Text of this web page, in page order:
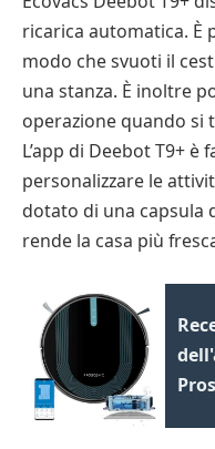
ricarica automatica. È
modo che svuoti il
una stanza. È inoltre
operazione quando si
L’app di Deebot T9+ è
personalizzare le
dotato di una capsula
rende la casa più